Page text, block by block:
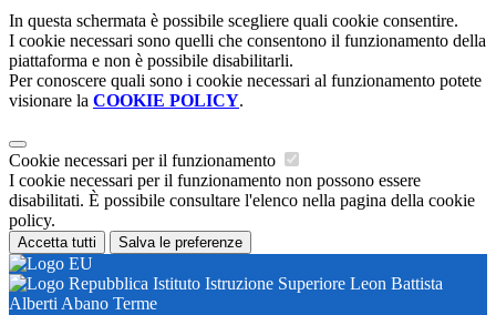
In questa schermata è possibile scegliere quali cookie consentire.
I cookie necessari sono quelli che consentono il funzionamento della
piattaforma e non è possibile disabilitarli.
Per conoscere quali sono i cookie necessari al funzionamento potete
visionare la COOKIE POLICY.
Cookie necessari per il funzionamento
I cookie necessari per il funzionamento non possono essere
disabilitati. È possibile consultare l'elenco nella pagina della cookie
policy.
Accetta tutti Salva le preferenze
Istituto Istruzione Superiore Leon Battista
Alberti Abano Terme